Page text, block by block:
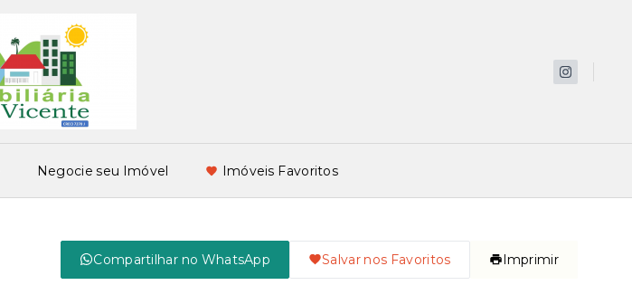
Negocie seu Imóvel Imóveis Favoritos
Compartilhar no WhatsApp Salvar nos Favoritos Imprimir